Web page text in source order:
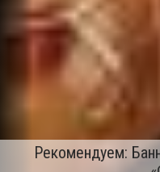
Рекомендуем: